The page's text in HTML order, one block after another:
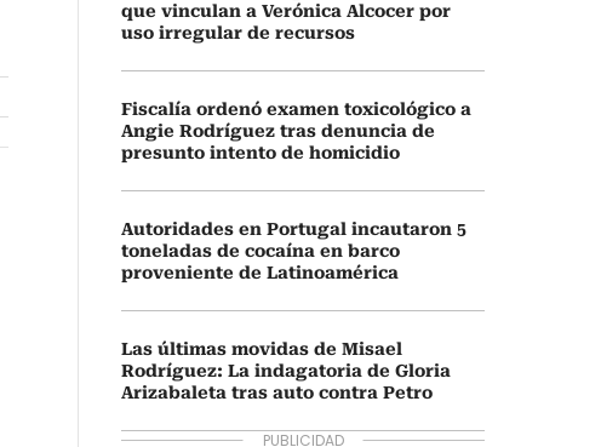
que vinculan a Verónica Alcocer por
uso irregular de recursos
Fiscalía ordenó examen toxicológico a
Angie Rodríguez tras denuncia de
presunto intento de homicidio
Autoridades en Portugal incautaron 5
toneladas de cocaína en barco
proveniente de Latinoamérica
Las últimas movidas de Misael
Rodríguez: La indagatoria de Gloria
Arizabaleta tras auto contra Petro